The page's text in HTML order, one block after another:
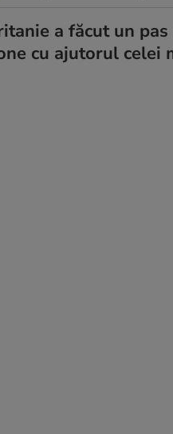
a făcut un
cu ajutorul celei